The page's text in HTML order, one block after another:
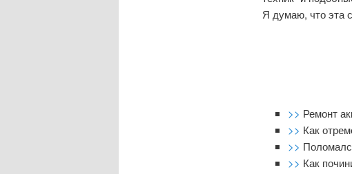
Я думаю, что эта
>> Ремонт
>> Как
>>
>> Как